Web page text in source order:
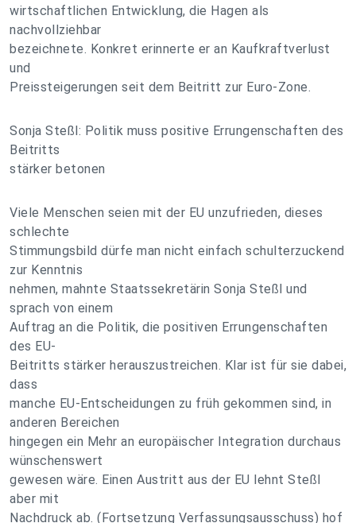
wirtschaftlichen Entwicklung, die Hagen als
nachvollziehbar
bezeichnete. Konkret erinnerte er an Kaufkraftverlust
und
Preissteigerungen seit dem Beitritt zur Euro-Zone.
Sonja Steßl: Politik muss positive Errungenschaften des
Beitritts
stärker betonen
Viele Menschen seien mit der EU unzufrieden, dieses
schlechte
Stimmungsbild dürfe man nicht einfach schulterzuckend
zur Kenntnis
nehmen, mahnte Staatssekretärin Sonja Steßl und
sprach von einem
Auftrag an die Politik, die positiven Errungenschaften
des EU-
Beitritts stärker herauszustreichen. Klar ist für sie dabei,
dass
manche EU-Entscheidungen zu früh gekommen sind, in
anderen Bereichen
hingegen ein Mehr an europäischer Integration durchaus
wünschenswert
gewesen wäre. Einen Austritt aus der EU lehnt Steßl
aber mit
Nachdruck ab. (Fortsetzung Verfassungsausschuss) hof